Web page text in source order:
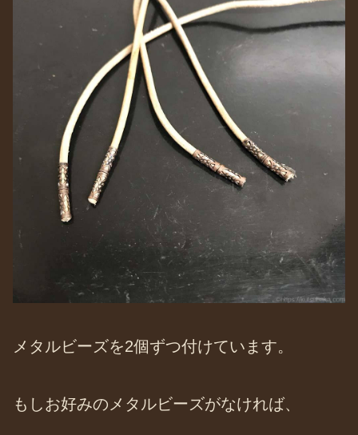
メタルビーズを2個ずつ付けています。
もしお好みのメタルビーズがなければ、